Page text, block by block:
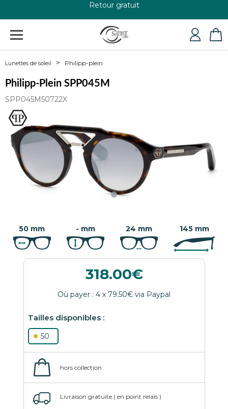
+33 4 79 24 76 84
Lunettes de soleil Philipp-plein
Philipp-Plein SPP045M
SPP045M50722X
50 mm - mm 24 mm 145 mm
318.00
50